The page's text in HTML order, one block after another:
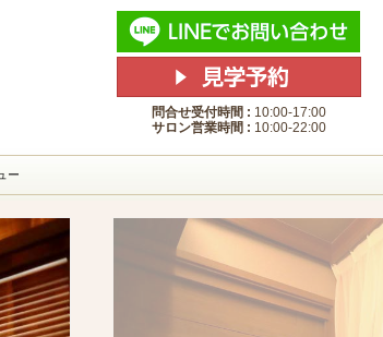
(イストヴィレッジ
問合せ受付時間 : 10:00-17:00
サロン営業時間 : 10:00-22:00
ー